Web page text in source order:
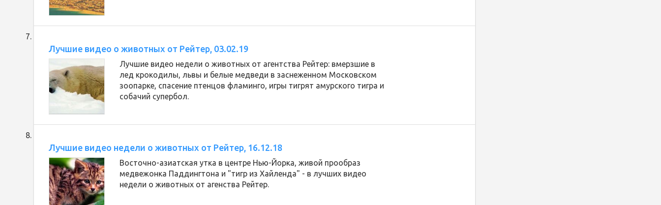
Лучшие видео о животных от Рейтер, 03.02.19
Лучшие видео недели о животных от агентства Рейтер: вмерзшие в
лед крокодилы, львы и белые медведи в заснеженном Московском
зоопарке, спасение птенцов фламинго, игры тигрят амурского тигра и
собачий супербол.
Лучшие видео недели о животных от Рейтер, 16.12.18
Восточно-азиатская утка в центре Нью-Йорка, живой прообраз
медвежонка Паддингтона и "тигр из Хайленда" - в лучших видео
недели о животных от агенства Рейтер.